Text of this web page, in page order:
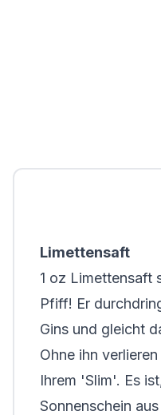
Limettensaft
1 oz Limettensaft
Pfiff! Er
Gins und gleicht
Ohne ihn
Ihrem 'Slim'. Es
Sonnenschein